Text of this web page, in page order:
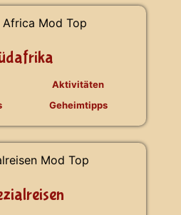
Aktivitäten
Geheimtipps